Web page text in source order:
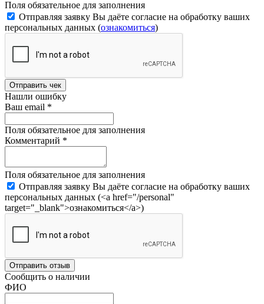
Поля обязательное для заполнения
Отправляя заявку Вы даёте согласие на обработку ваших
персональных данных (ознакомиться)
Отправить чек
Нашли ошибку
Ваш email *
Поля обязательное для заполнения
Комментарий *
Поля обязательное для заполнения
Отправляя заявку Вы даёте согласие на обработку ваших
персональных данных (<a href="/personal"
target="_blank">ознакомиться</a>)
Отправить отзыв
Сообщить о наличии
ФИО